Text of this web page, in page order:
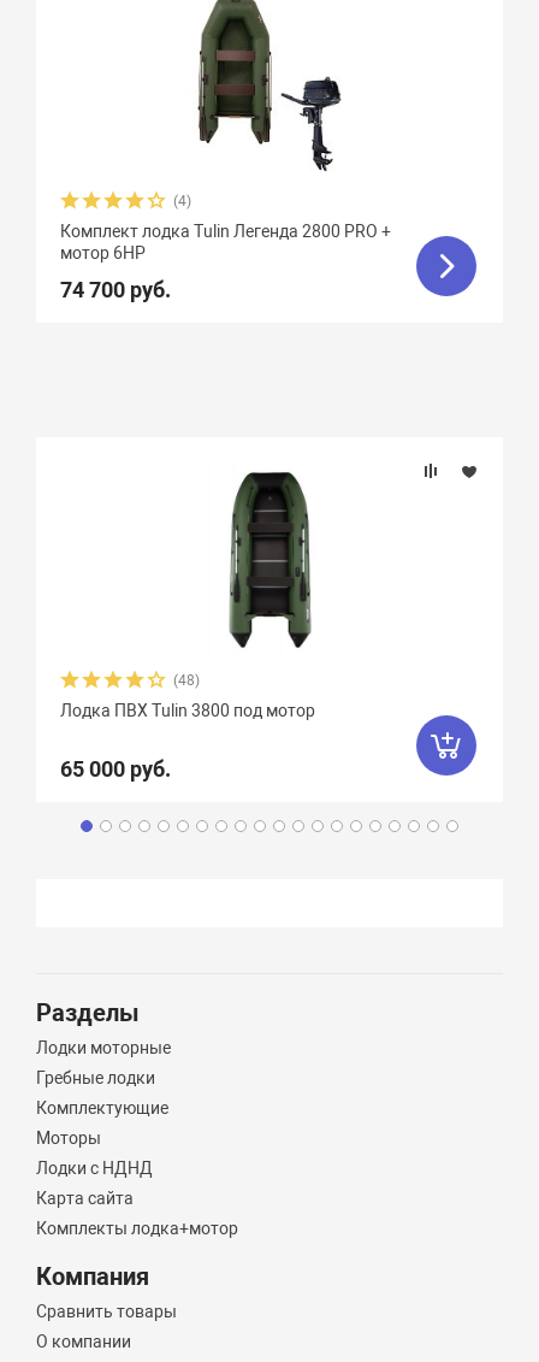
(4)
Комплект лодка Tulin Легенда 2800 PRO +
мотор 6HP
74 700 руб.
(48)
Лодка ПВХ Tulin 3800 под мотор
65 000 руб.
Разделы
Лодки моторные
Гребные лодки
Комплектующие
Моторы
Лодки с НДНД
Карта сайта
Комплекты лодка+мотор
Компания
Сравнить товары
О компании